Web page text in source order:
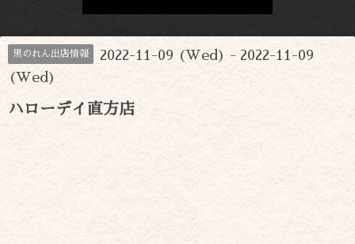
黒のれん出店情報
2022-11-09 (Wed) - 2022-11-09
(Wed)
ハローデイ直方店